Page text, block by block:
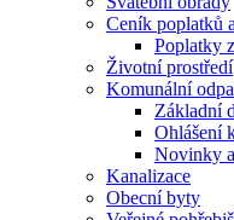
Ceník poplatků
Poplatky
Životní prostředí
Komunální
Základní
Ohlášení
Novinky
Kanalizace
Obecní byty